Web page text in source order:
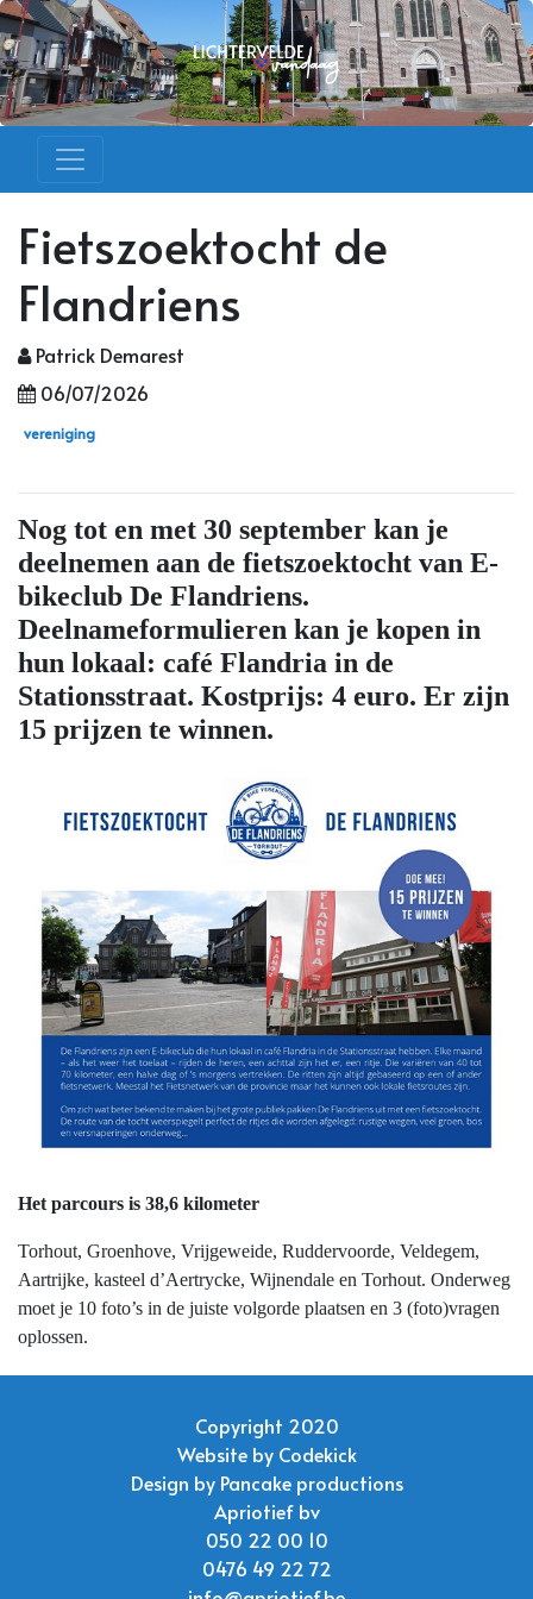
Fietszoektocht de
Flandriens
Patrick Demarest
06/07/2026
vereniging
Nog tot en met 30 september kan je
deelnemen aan de fietszoektocht van E-
bikeclub De Flandriens.
Deelnameformulieren kan je kopen in
hun lokaal: café Flandria in de
Stationsstraat. Kostprijs: 4 euro. Er zijn
15 prijzen te winnen.
Het parcours is 38,6 kilometer
Torhout, Groenhove, Vrijgeweide, Ruddervoorde, Veldegem,
Aartrijke, kasteel d’Aertrycke, Wijnendale en Torhout. Onderweg
moet je 10 foto’s in de juiste volgorde plaatsen en 3 (foto)vragen
oplossen.
Copyright 2020
Website by Codekick
Design by Pancake productions
Apriotief bv
050 22 00 10
0476 49 22 72